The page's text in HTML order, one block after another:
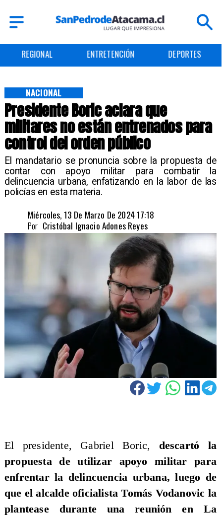
REGIONAL ENTRETENCIÓN DEPORTES
Presidente Boric aclara que
militares no están entrenados para
control del orden público
El mandatario se pronuncia sobre la propuesta de
contar con apoyo militar para combatir la
delincuencia urbana, enfatizando en la labor de las
policías en esta materia.
NACIONAL
Miércoles, 13 De Marzo De 2024 17:18
Cristóbal Ignacio Adones Reyes
Por
El presidente, Gabriel Boric, descartó la
propuesta de utilizar apoyo militar para
enfrentar la delincuencia urbana, luego de
que el alcalde oficialista Tomás Vodanovic la
plantease durante una reunión en La